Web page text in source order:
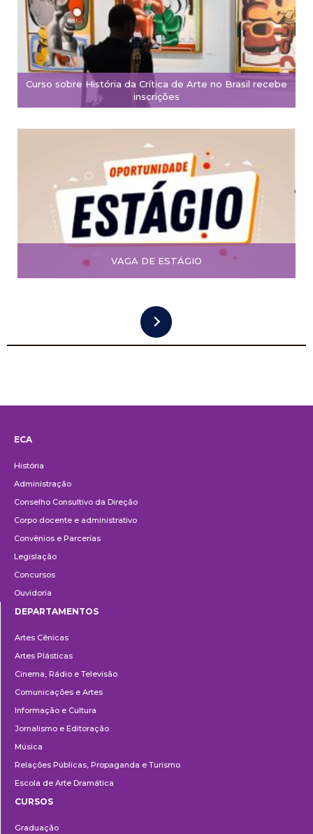
Curso sobre História da Crítica de Arte no Brasil recebe
inscrições
VAGA DE ESTÁGIO
ECA
História
Administração
Conselho Consultivo da Direção
Corpo docente e administrativo
Convênios e Parcerias
Legislação
Concursos
Ouvidoria
DEPARTAMENTOS
Artes Cênicas
Artes Plásticas
Cinema, Rádio e Televisão
Comunicações e Artes
Informação e Cultura
Jornalismo e Editoração
Música
Relações Públicas, Propaganda e Turismo
Escola de Arte Dramática
CURSOS
Graduação